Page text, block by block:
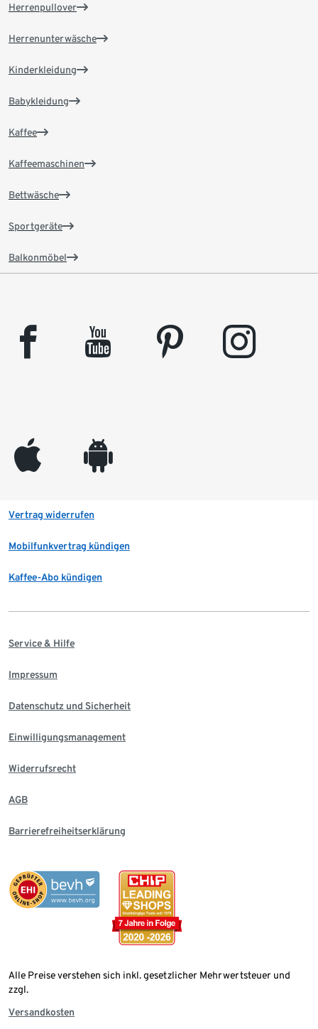
Herrenpullover
Herrenunterwäsche
Kinderkleidung
Babykleidung
Kaffee
Kaffeemaschinen
Bettwäsche
Sportgeräte
Balkonmöbel
facebook youtube pinterest instagram
appleinc android
Vertrag widerrufen
Mobilfunkvertrag kündigen
Kaffee-Abo kündigen
Service & Hilfe
Impressum
Datenschutz und Sicherheit
Einwilligungsmanagement
Widerrufsrecht
AGB
Barrierefreiheitserklärung
Alle Preise verstehen sich inkl. gesetzlicher Mehrwertsteuer und
zzgl.
Versandkosten